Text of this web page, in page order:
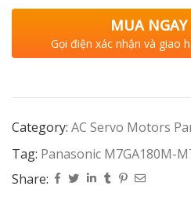
MUA NGAY
Gọi điện xác nhận và giao
Category: AC Servo Motors
Tag: Panasonic M7GA180M-
Share: